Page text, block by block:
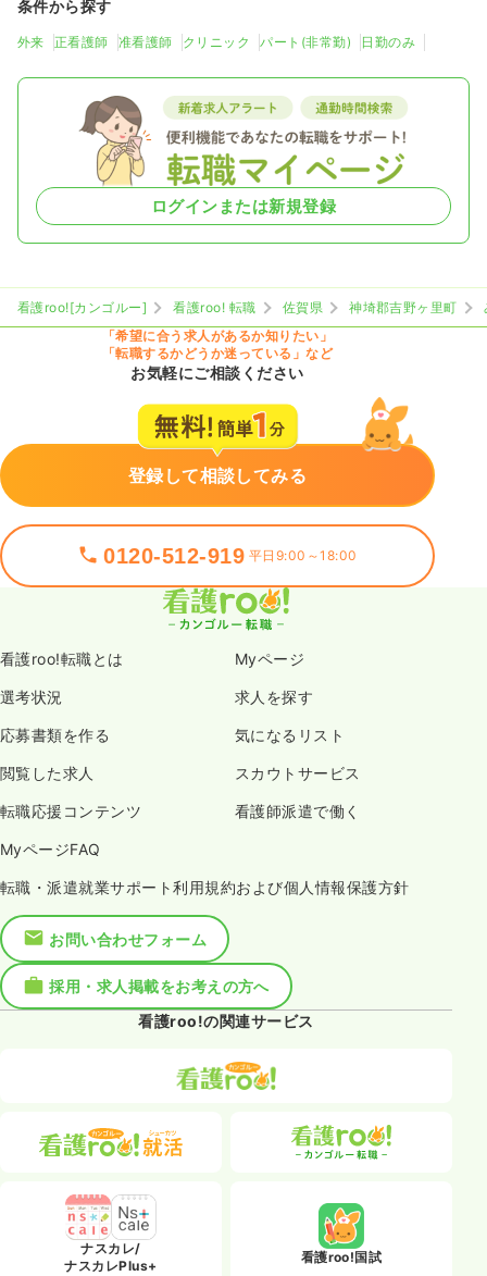
条件から探す
外来 正看護師 准看護師 クリニック パート(非常勤) 日勤のみ
ログインまたは新規登録
看護roo![カンゴルー] 看護roo! 転職 佐賀県 神埼郡吉野ヶ里町
「希望に合う求人があるか知りたい」
「転職するかどうか迷っている」など
お気軽にご相談ください
登録して相談してみる
0120-512-919 平日9:00～18:00
看護roo!転職とは Myページ
選考状況 求人を探す
応募書類を作る 気になるリスト
閲覧した求人 スカウトサービス
転職応援コンテンツ 看護師派遣で働く
MyページFAQ
転職・派遣就業サポート利用規約および個人情報保護方針
お問い合わせフォーム
採用・求人掲載をお考えの方へ
看護roo!の関連サービス
ナスカレ/
ナスカレPlus+
看護roo!国試